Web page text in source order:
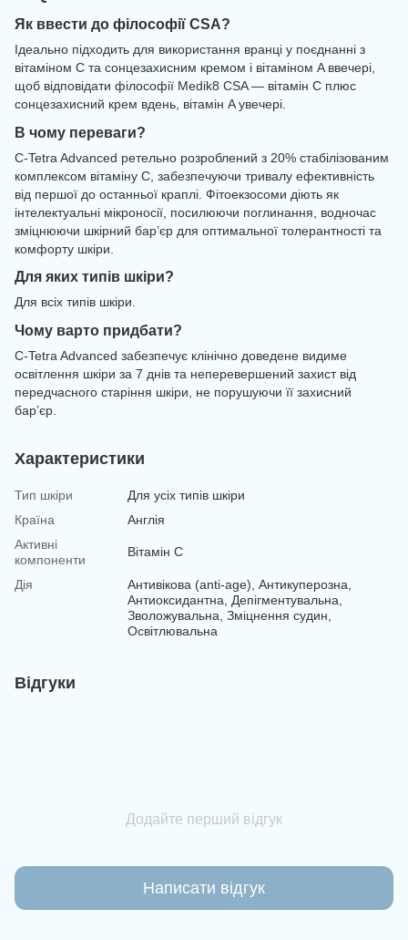
Як ввести до філософії CSA?
Ідеально підходить для використання вранці у поєднанні з
вітаміном С та сонцезахисним кремом і вітаміном A ввечері,
щоб відповідати філософії Medik8 CSA — вітамін С плюс
сонцезахисний крем вдень, вітамін A увечері.
В чому переваги?
C-Tetra Advanced ретельно розроблений з 20% стабілізованим
комплексом вітаміну C, забезпечуючи тривалу ефективність
від першої до останньої краплі. Фітоекзосоми діють як
інтелектуальні мікроносії, посилюючи поглинання, водночас
зміцнюючи шкірний бар’єр для оптимальної толерантності та
комфорту шкіри.
Для яких типів шкіри?
Для всіх типів шкіри.
Чому варто придбати?
C-Tetra Advanced забезпечує клінічно доведене видиме
освітлення шкіри за 7 днів та неперевершений захист від
передчасного старіння шкіри, не порушуючи її захисний
бар’єр.
Характеристики
Тип шкіри
Для усіх типів шкіри
Країна
Англія
Активні
компоненти
Вітамін С
Дія
Антивікова (anti-age), Антикуперозна,
Антиоксидантна, Депігментувальна,
Зволожувальна, Зміцнення судин,
Освітлювальна
Відгуки
Додайте перший відгук
Написати відгук